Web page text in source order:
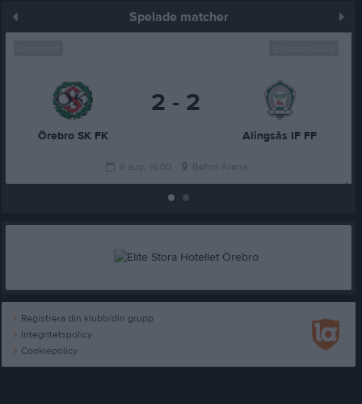
Spelade matcher
Örebro SK FK
2 - 2
Alingsås IF FF
8 aug, 16:00 Behrn Arena
Registrera din klubb/din grupp
Integritetspolicy
Cookiepolicy